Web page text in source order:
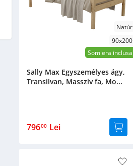
Natúr
90x200
Somiera inclusa
Sally Max Egyszemélyes ágy,
Transilvan, Masszív fa, Mo...
79600 Lei